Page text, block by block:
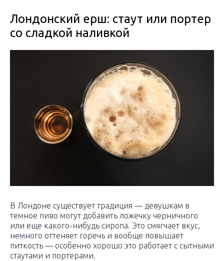
Лондонский ерш: стаут или портер
со сладкой наливкой
В Лондоне существует традиция — девушкам в
темное пиво могут добавить ложечку черничного
или еще какого-нибудь сиропа. Это смягчает вкус,
немного оттеняет горечь и вообще повышает
питкость — особенно хорошо это работает с сытными
стаутами и портерами.